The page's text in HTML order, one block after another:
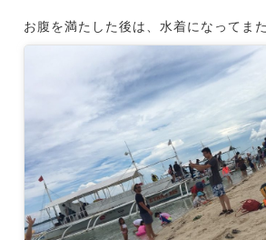
お腹を満たした後は、水着になってま